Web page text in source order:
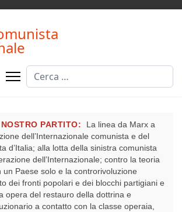
Cerca
PARTITO:
La linea da Marx a
dell’Internazionale comunista e del
d’Italia; alla lotta della sinistra comunista
dell’Internazionale; contro la teoria
un Paese solo e la controrivoluzione
dei fronti popolari e dei blocchi partigiani e
opera del restauro della dottrina e
a contatto con la classe operaia,